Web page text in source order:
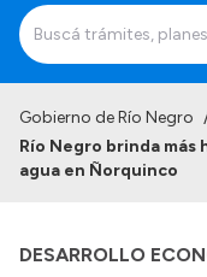
Institucional
Autoridades
Gobierno de Río Negro
Río Negro brinda más
agua en Ñorquinco
DESARROLLO